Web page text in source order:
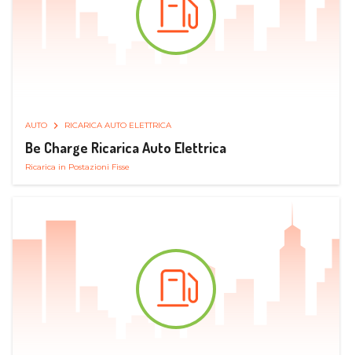
AUTO RICARICA AUTO ELETTRICA
Be Charge Ricarica Auto Elettrica
Ricarica in Postazioni Fisse